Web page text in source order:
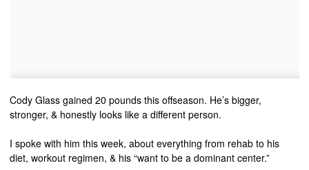
Cody Glass gained 20 pounds this offseason. He’s bigger,
stronger, & honestly looks like a different person.
I spoke with him this week, about everything from rehab to his
diet, workout regimen, & his “want to be a dominant center.”